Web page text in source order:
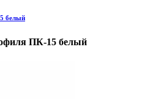
белый
ПК-15 белый